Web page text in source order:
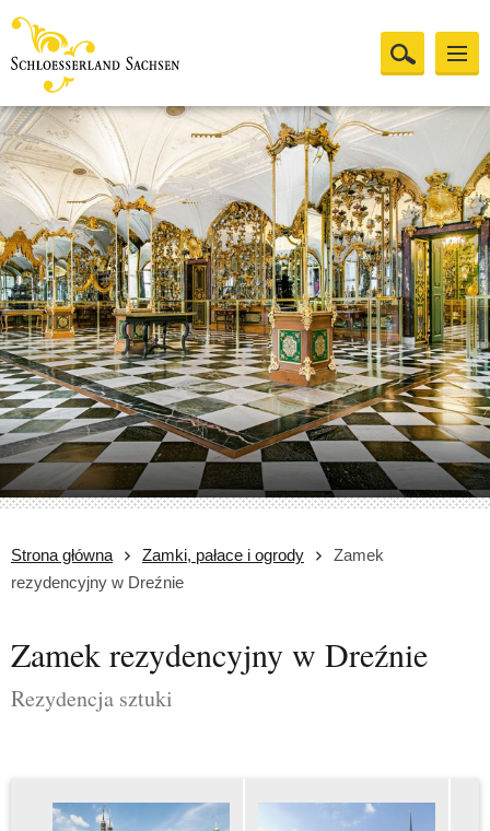
Strona główna Zamki, pałace i ogrody
Zamek
rezydencyjny w Dreźnie
Zamek rezydencyjny w Dreźnie
Rezydencja sztuki